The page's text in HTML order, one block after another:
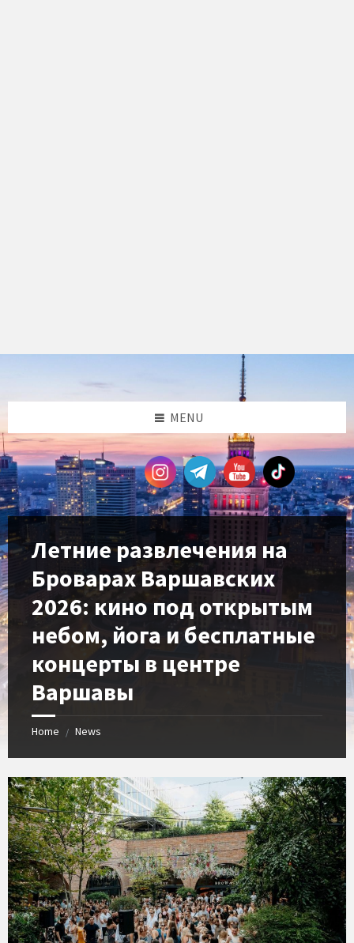
sidebar
sidebar
MENU
Летние развлечения на
Броварах Варшавских
2026: кино под открытым
небом, йога и бесплатные
концерты в центре
Варшавы
Home / News